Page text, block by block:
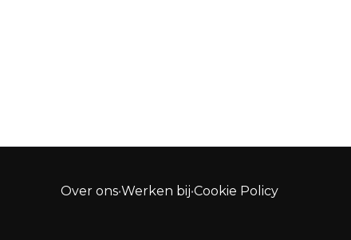
Over ons•Werken bij•Cookie Policy